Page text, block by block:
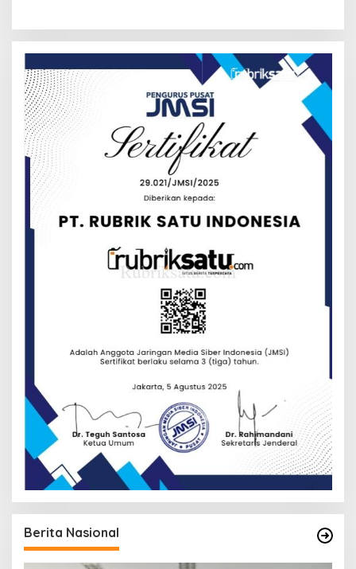
Berita Nasional